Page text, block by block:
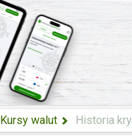
Kursy walut Historia